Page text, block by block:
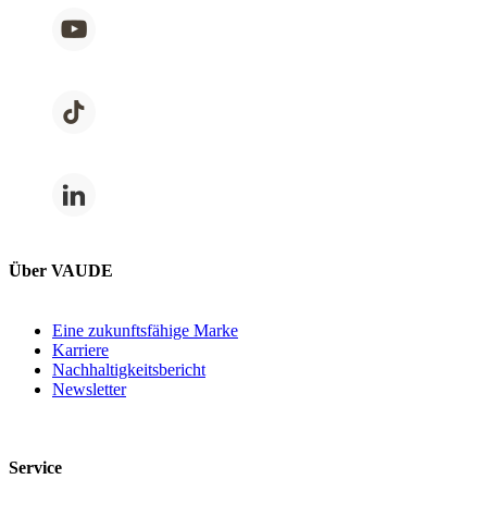
Über VAUDE
Eine zukunftsfähige Marke
Karriere
Nachhaltigkeitsbericht
Newsletter
Service